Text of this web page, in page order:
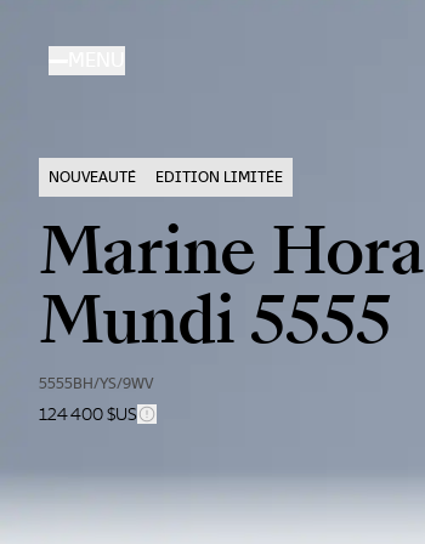
contenu
NOUVEAUTÉ EDITION LIMITÉE
Marine Hora
Mundi 5555
5555BH/YS/9WV
124 400 $US